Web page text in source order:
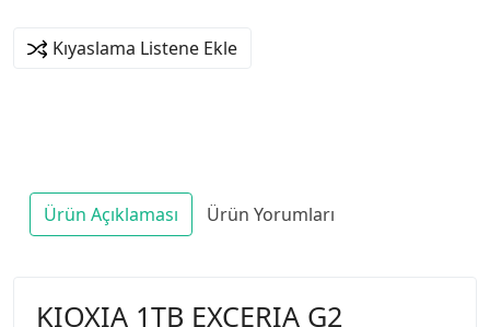
Kıyaslama Listene Ekle
Ürün Açıklaması Ürün Yorumları
KIOXIA 1TB EXCERIA G2